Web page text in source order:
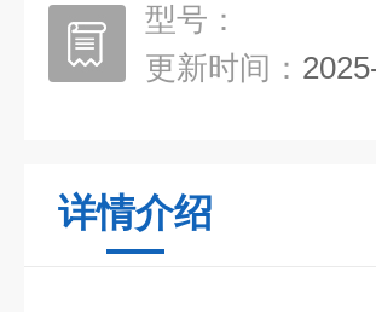
型号：
更新时间：
详情介绍